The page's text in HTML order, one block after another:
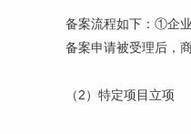
备案流程如下：①企
备案申请被受理后，
（2）特定项目立项